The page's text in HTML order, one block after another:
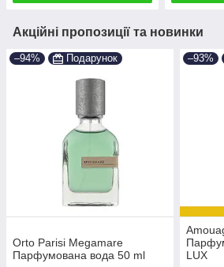
Акційні пропозиції та новинки
–94% Подарунок
Orto Parisi Megamare
Парфумована вода 50 ml
–93%
LUX